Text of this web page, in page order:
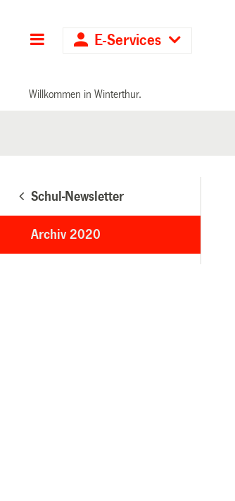
Hauptnavigation
E-Services
Willkommen in Winterthur.
Schul-Newsletter
Archiv 2020